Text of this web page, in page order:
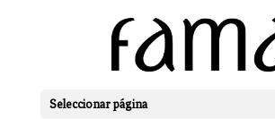
Seleccionar página